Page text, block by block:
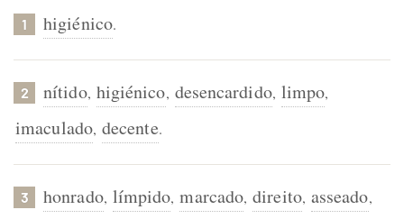
1 higiénico.
2 nítido, higiénico, desencardido, limpo,
imaculado, decente.
3 honrado, límpido, marcado, direito, asseado,